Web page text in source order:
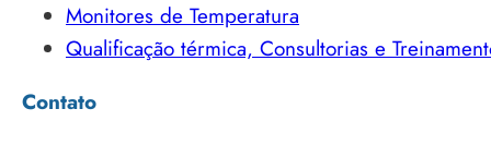
Monitores de Temperatura
Qualificação térmica, Consultorias e
Contato